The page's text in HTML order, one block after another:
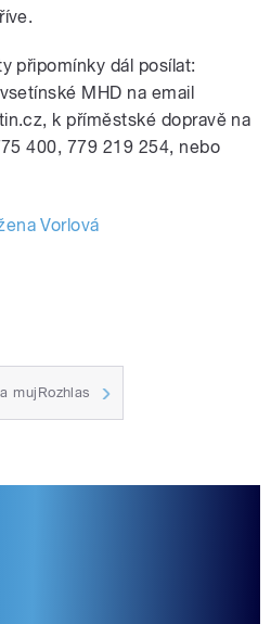
připomínky dál posílat:
MHD na email
k příměstské dopravě na
400, 779 219 254, nebo
Vorlová
mujRozhlas